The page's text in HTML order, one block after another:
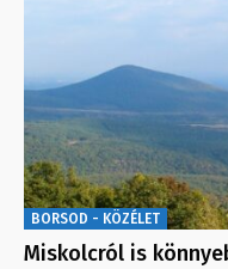
BORSOD - KÖZÉLET
Miskolcról is